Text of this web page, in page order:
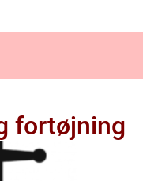
fortøjning